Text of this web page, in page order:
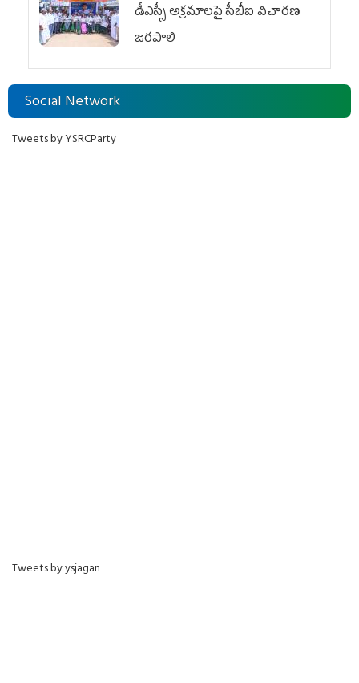
డీఎస్సీ అక్రమాలపై సీబీఐ విచారణ
జరపాలి
Social Network
Tweets by YSRCParty
Tweets by ysjagan